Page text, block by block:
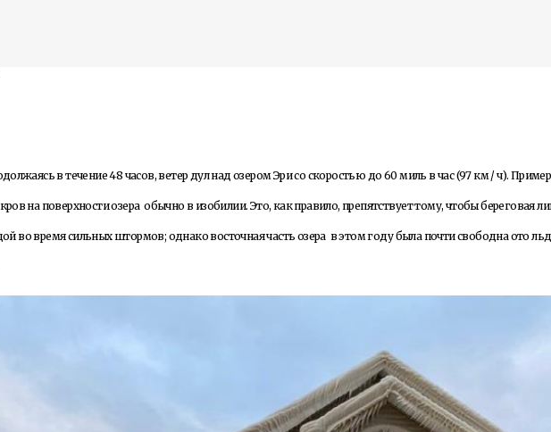
канадского художника Келвина Николса (Calvin Nicholls)
в течение 48 часов, ветер дул над озером Эри со скоростью до 60 миль в час (97 км / ч).
на поверхности озера обычно в изобилии. Это, как правило, препятствует тому, чтобы береговая
во время сильных штормов; однако восточная часть озера в этом году была почти свободна ото